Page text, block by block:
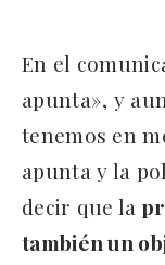
En el
apunta», y
tenemos en
apunta y la
decir que la
también un